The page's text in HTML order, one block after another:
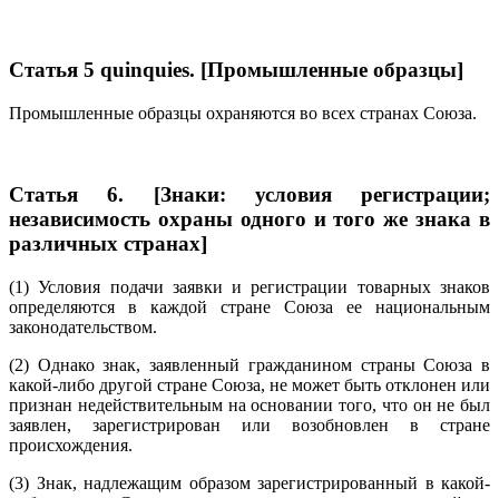
Статья 5 quinquies. [Промышленные образцы]
Промышленные образцы охраняются во всех странах Союза.
Статья 6. [Знаки: условия регистрации;
независимость охраны одного и того же знака в
различных странах]
(1) Условия подачи заявки и регистрации товарных знаков
определяются в каждой стране Союза ее национальным
законодательством.
(2) Однако знак, заявленный гражданином страны Союза в
какой-либо другой стране Союза, не может быть отклонен или
признан недействительным на основании того, что он не был
заявлен, зарегистрирован или возобновлен в стране
происхождения.
(3) Знак, надлежащим образом зарегистрированный в какой-